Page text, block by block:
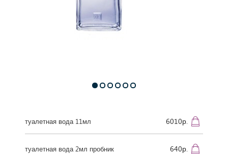
туалетная вода 11мл 6010р.
туалетная вода 2мл пробник 640р.